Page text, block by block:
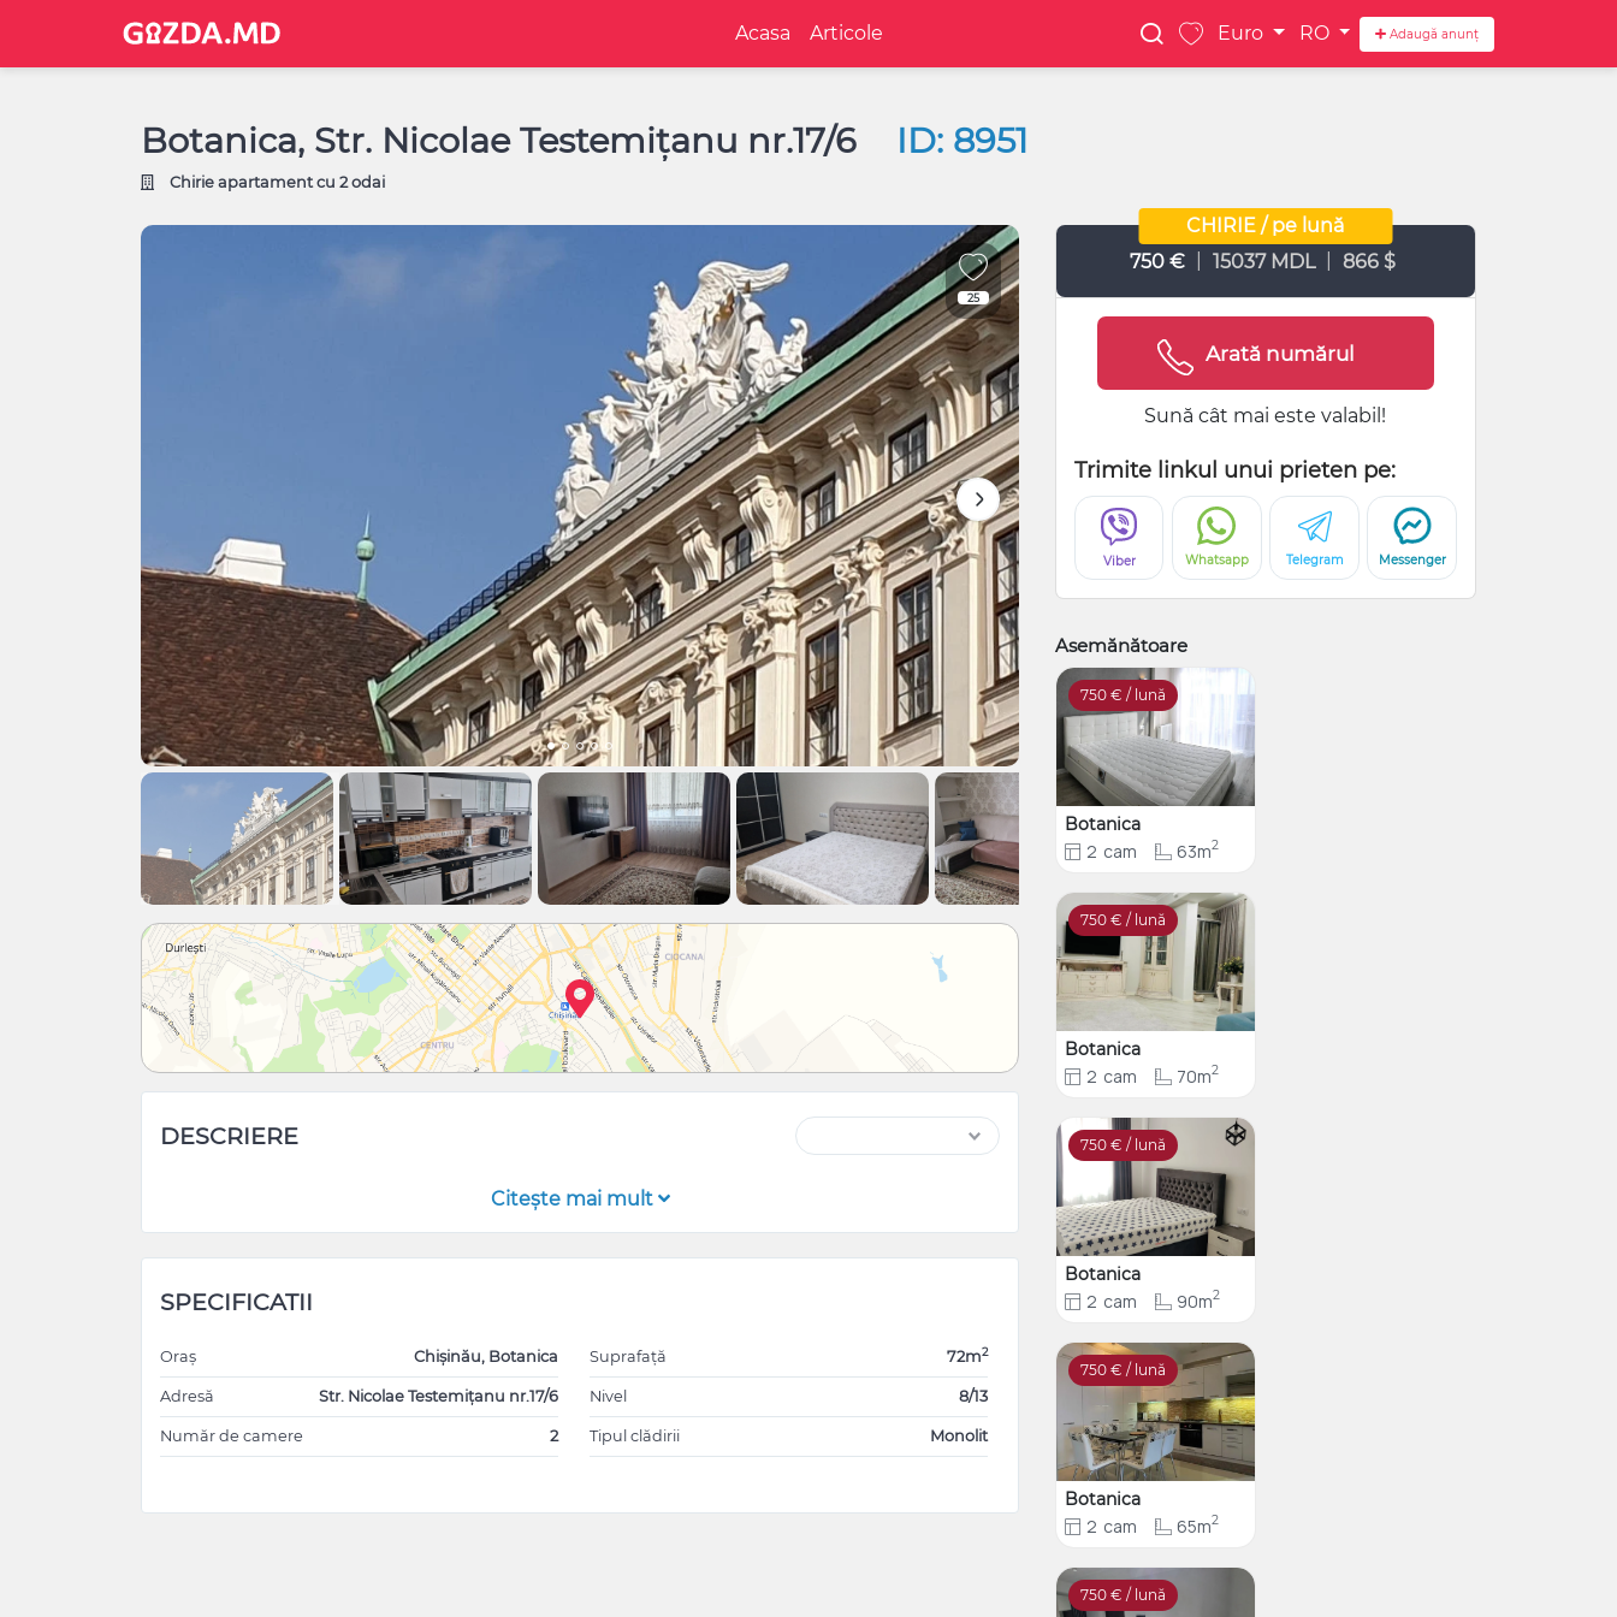
Acasa Articole Euro RO Adaugă anunț
Botanica, Str. Nicolae Testemițanu nr.17/6 ID: 8951
Chirie apartament cu 2 odai
25
DESCRIERE
Citeşte mai mult
SPECIFICATII
Oraș Chișinău, Botanica
Adresă Str. Nicolae Testemițanu nr.17/6
Număr de camere 2
Suprafață 72m2
Nivel 8/13
Tipul clădirii Monolit
CHIRIE / pe lună
750 €
15037 MDL 866 $
Arată numărul
Sună cât mai este valabil!
Trimite linkul unui prieten pe:
Viber Whatsapp Telegram Messenger
Asemănătoare
750 € / lună
Botanica
2 cam 63m2
750 € / lună
Botanica
2 cam 70m2
750 € / lună
Botanica
2 cam 90m2
750 € / lună
Botanica
2 cam 65m2
750 € / lună